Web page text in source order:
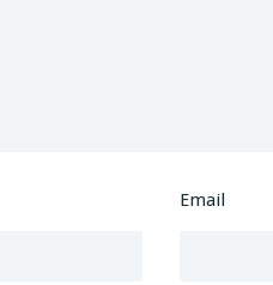
Email